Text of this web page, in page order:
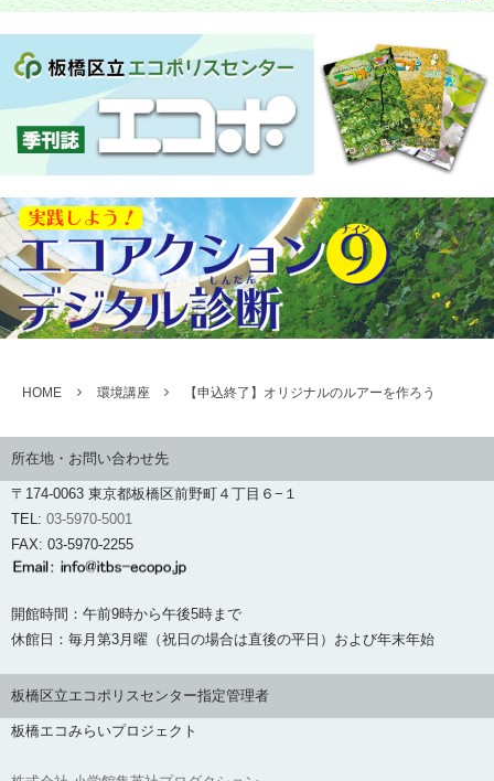
HOME 環境講座 【申込終了】オリジナルのルアーを作ろう
所在地・お問い合わせ先
〒174-0063 東京都板橋区前野町４丁目６−１
TEL: 03-5970-5001
FAX: 03-5970-2255
開館時間：午前9時から午後5時まで
休館日：毎月第3月曜（祝日の場合は直後の平日）および年末年始
板橋区立エコポリスセンター指定管理者
板橋エコみらいプロジェクト